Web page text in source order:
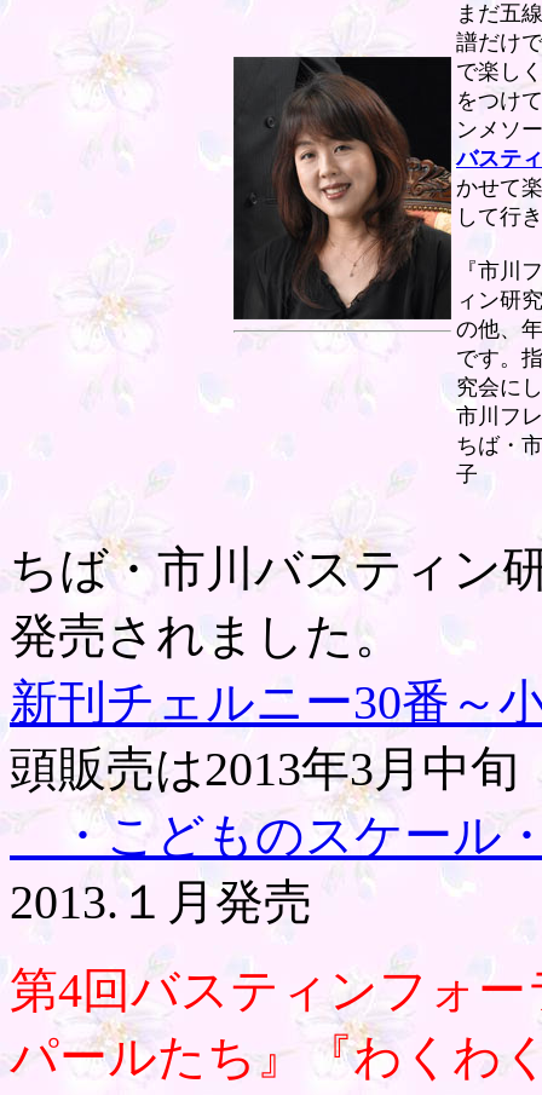
まだ五
譜だけ
で楽し
をつけ
ンメソ
バステ
かせて
して行
『市川
ィン研
の他、
です。
究会に
市川フ
ちば・
ちば・市川バスティン
発売されました。
新刊チェルニー30番～
頭販売は2013年3月中旬
＿・こどものスケール
2013.１月発売
第4回バスティンフォ
パールたち』『わくわ